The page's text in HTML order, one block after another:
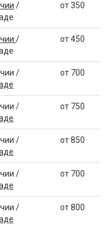
/
от 350
/
от 450
/
от 700
/
от 750
/
от 850
/
от 700
/
от 800